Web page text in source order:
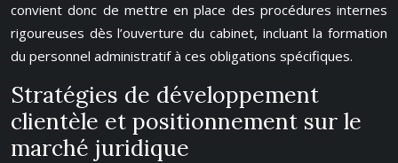
convient donc de mettre en place des procédures internes
rigoureuses dès l’ouverture du cabinet, incluant la formation
du personnel administratif à ces obligations spécifiques.
Stratégies de développement
clientèle et positionnement sur le
marché juridique